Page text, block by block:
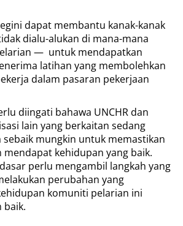
dapat membantu kanak-kanak
dialu-alukan di mana-mana
— untuk mendapatkan
latihan yang membolehkan
dalam pasaran pekerjaan
diingati bahawa UNCHR dan
lain yang berkaitan sedang
sebaik mungkin untuk memastikan
kehidupan yang baik.
perlu mengambil langkah yang
perubahan yang
komuniti pelarian ini
baik.